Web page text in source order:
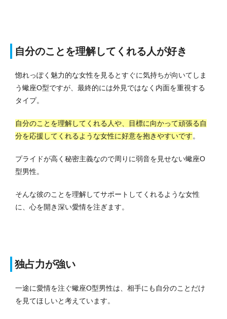
自分のことを理解してくれる人が好き
惚れっぽく魅力的な女性を見るとすぐに気持ちが向いてしま
う蠍座O型ですが、最終的には外見ではなく内面を重視する
タイプ。
自分のことを理解してくれる人や、目標に向かって頑張る自
分を応援してくれるような女性に好意を抱きやすいです。
プライドが高く秘密主義なので周りに弱音を見せない蠍座O
型男性。
そんな彼のことを理解してサポートしてくれるような女性
に、心を開き深い愛情を注ぎます。
独占力が強い
一途に愛情を注ぐ蠍座O型男性は、相手にも自分のことだけ
を見てほしいと考えています。